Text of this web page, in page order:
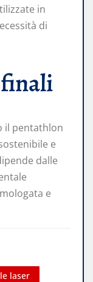
in
di
il pentathlon
e
dalle
e
laser